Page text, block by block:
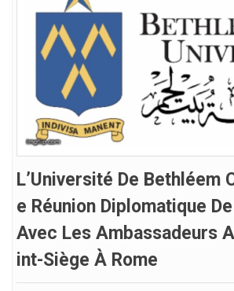
L’Université De Bethléem
E Réunion Diplomatique
Avec Les Ambassadeurs
Int-Siège À Rome